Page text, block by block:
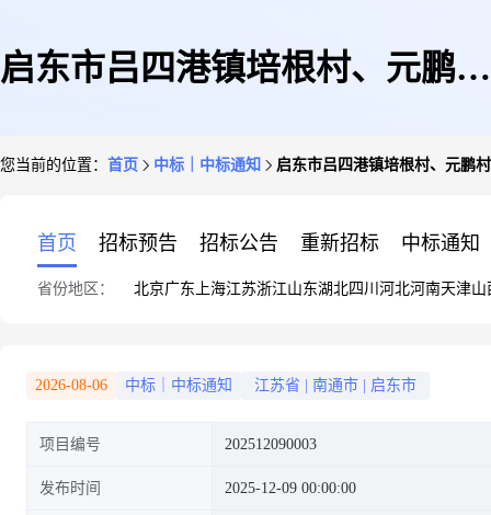
启东市吕四港镇培根村、元鹏村
您当前的位置： 首页 中标｜中标通知 启东市吕四港镇培根村、元鹏
首页 招标预告 招标公告 重新招标 中标通知
省份地区： 北京广东 上海江苏浙江山东湖北四川 河北河南天津山
2026-08-06 中标｜中标通知 江苏省 南通市 启东市
项目编号 202512090003
发布时间 2025-12-09 00:00:00